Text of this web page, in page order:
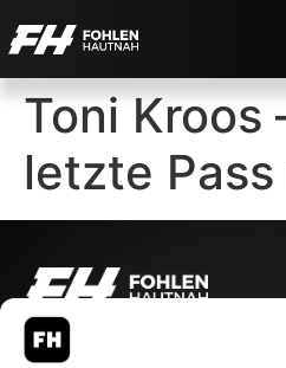
Toni Kroos
letzte
© 2007-2026 Fohlen-Hautnah.de
– Alle rechte vorbehalten.